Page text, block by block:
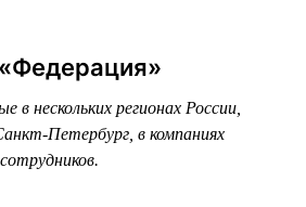
в нескольких регионах России,
Петербург, в компаниях